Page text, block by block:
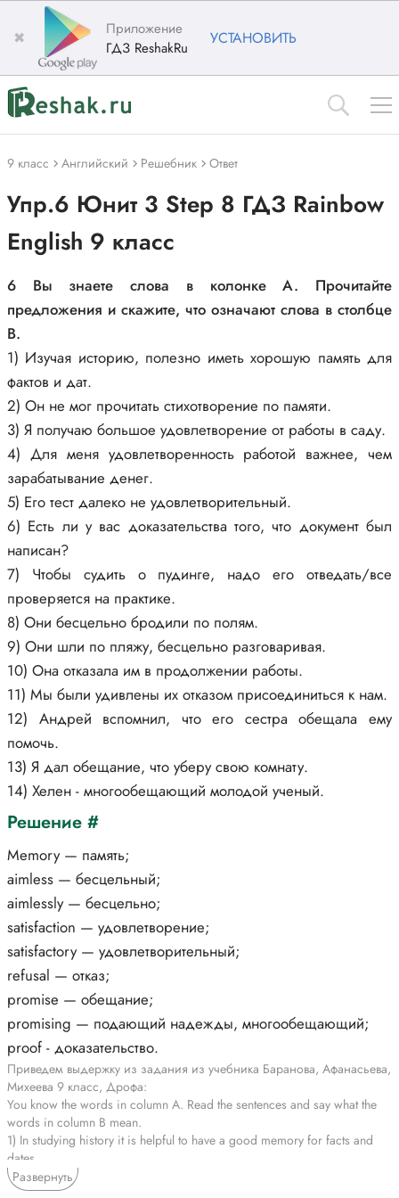
✖
Приложение
ГДЗ ReshakRu
УСТАНОВИТЬ
9 класс Английский Решебник Ответ
Упр.6 Юнит 3 Step 8 ГДЗ Rainbow
English 9 класс
6 Вы знаете слова в колонке A. Прочитайте
предложения и скажите, что означают слова в столбце
B.
1) Изучая историю, полезно иметь хорошую память для
фактов и дат.
2) Он не мог прочитать стихотворение по памяти.
3) Я получаю большое удовлетворение от работы в саду.
4) Для меня удовлетворенность работой важнее, чем
зарабатывание денег.
5) Его тест далеко не удовлетворительный.
6) Есть ли у вас доказательства того, что документ был
написан?
7) Чтобы судить о пудинге, надо его отведать/все
проверяется на практике.
8) Они бесцельно бродили по полям.
9) Они шли по пляжу, бесцельно разговаривая.
10) Она отказала им в продолжении работы.
11) Мы были удивлены их отказом присоединиться к нам.
12) Андрей вспомнил, что его сестра обещала ему
помочь.
13) Я дал обещание, что уберу свою комнату.
14) Хелен - многообещающий молодой ученый.
Решение #
Memory — память;
aimless — бесцельный;
aimlessly — бесцельно;
satisfaction — удовлетворение;
satisfactory — удовлетворительный;
refusal — отказ;
promise — обещание;
promising — подающий надежды, многообещающий;
proof - доказательство.
Приведем выдержку из задания из учебника Баранова, Афанасьева,
Михеева 9 класс, Дрофа:
You know the words in column A. Read the sentences and say what the
words in column B mean.
1) In studying history it is helpful to have a good memory for facts and
dates.
2) He couldn’t recite the poem from memory.
3) I get a lot of satisfaction from working in the garden.
Развернуть